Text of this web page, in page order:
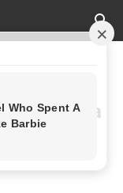
Sempurna
di